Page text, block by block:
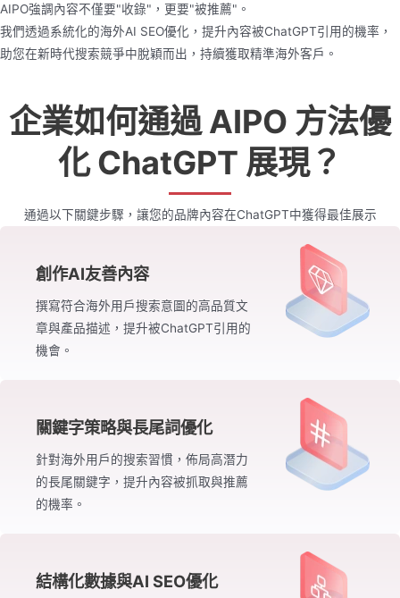
AIPO強調內容不僅要"收錄"，更要"被推薦"。
我們透過系統化的海外AI SEO優化，提升內容被ChatGPT引用的機率，
助您在新時代搜索競爭中脫穎而出，持續獲取精準海外客戶。
企業如何通過 AIPO 方法優
化 ChatGPT 展現？
通過以下關鍵步驟，讓您的品牌內容在ChatGPT中獲得最佳展示
創作AI友善內容
撰寫符合海外用戶搜索意圖的高品質文
章與產品描述，提升被ChatGPT引用的
機會。
關鍵字策略與長尾詞優化
針對海外用戶的搜索習慣，佈局高潛力
的長尾關鍵字，提升內容被抓取與推薦
的機率。
結構化數據與AI SEO優化